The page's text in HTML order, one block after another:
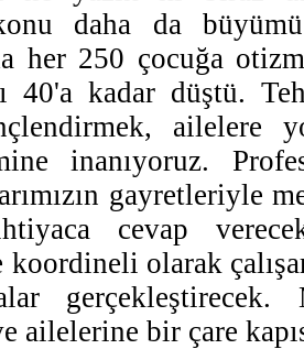
daha da
her 250 çocuğa
40'a kadar düştü.
ailelere
inanıyoruz.
gayretleriyle
cevap
olarak
ailelerine bir çare